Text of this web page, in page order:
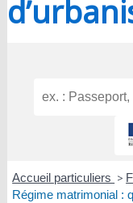
Accueil particuliers >
Régime matrimonial :